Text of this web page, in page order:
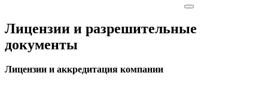
Лицензии и разрешительные
документы
Лицензии и аккредитация компании